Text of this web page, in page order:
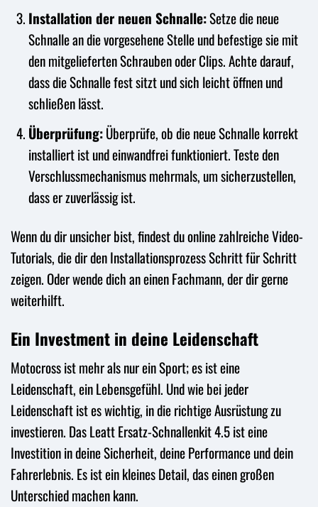
Installation der neuen Schnalle:Setze die neue
Schnalle an die vorgesehene Stelle und befestige sie mit
den mitgelieferten Schrauben oder Clips. Achte darauf,
dass die Schnalle fest sitzt und sich leicht öffnen und
schließen lässt.
Überprüfung:Überprüfe, ob die neue Schnalle korrekt
installiert ist und einwandfrei funktioniert. Teste den
Verschlussmechanismus mehrmals, um sicherzustellen,
dass er zuverlässig ist.
Wenn du dir unsicher bist, findest du online zahlreiche Video-
Tutorials, die dir den Installationsprozess Schritt für Schritt
zeigen. Oder wende dich an einen Fachmann, der dir gerne
weiterhilft.
Ein Investment in deine Leidenschaft
Motocross ist mehr als nur ein Sport; es ist eine
Leidenschaft, ein Lebensgefühl. Und wie bei jeder
Leidenschaft ist es wichtig, in die richtige Ausrüstung zu
investieren. Das Leatt Ersatz-Schnallenkit 4.5 ist eine
Investition in deine Sicherheit, deine Performance und dein
Fahrerlebnis. Es ist ein kleines Detail, das einen großen
Unterschied machen kann.